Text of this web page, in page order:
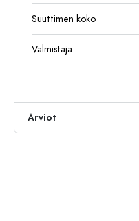
Suuttimen koko
Valmistaja
Arviot